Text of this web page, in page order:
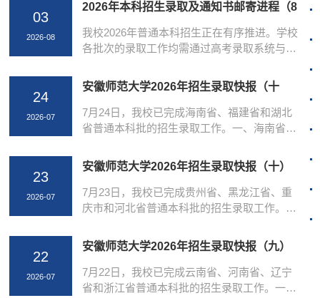
03
2026-08
2026年本科招生录取及通知书邮寄进程（8
月3日更新）
我校2026年普通本科招生正在有序推进。学校
各批次的录取工作均需通过高考录取系统与各
依次完成投档、阅档、拟录取、录取审核等全
流程操作。表中所列投档时间为各省发布的计
划时段，各省实际投档及录取时间以当地教育
招生考试院官方安排为准。本表将根据录取进
直辖市）教育招生考试院官方平台，第一时间
查询个人录取结果。安徽师范大学2026普通本
科各省各批次招生录取日程安排省（...
24
2026-07
安徽师范大学2026年招生录取快报（十
一）
7月24日，我校已完成海南省、福建省和湖北
省普通本科批的招生录取工作。一、海南省普
数线479分）004组录取最低分：576分（本科
批分数线479分）二、福建省普通本科批历史
类900组录取最低分：562分（本科批分数线
458分）历史类999组录取最低分：549分（本
529分（本科批分数线446分）物理类999组录
取最低分：545分（本科批分数线446分）三、
湖北省普通本科批历史类01组录取最低分：...
23
2026-07
安徽师范大学2026年招生录取快报（十）
7月23日，我校已完成贵州省、黑龙江省、重
庆市和河北省普通本科批的招生录取工作。
分：524分（本科批分数线393分）二、黑龙江
省普通本科批历史类001组录取最低分：471分
（本科批分数线385分）物理类002组录取最低
分：452分（本科批分数线340分）物理类003
22
2026-07
安徽师范大学2026年招生录取快报（九）
7月22日，我校已完成云南省、河南省、辽宁
省和浙江省普通本科批的招生录取工作。一、